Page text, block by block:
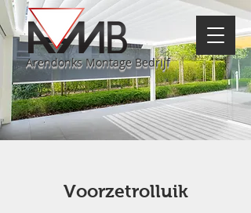
Arendonks Montage Bedrijf
Voorzetrolluik